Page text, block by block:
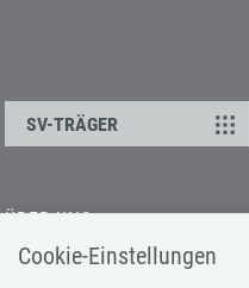
Cookie-Einstellungen
SV-TRÄGER
ÜBER UNS
Kontakt